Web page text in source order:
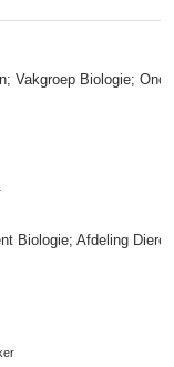
Vakgroep Biologie;
Biologie; Afdeling